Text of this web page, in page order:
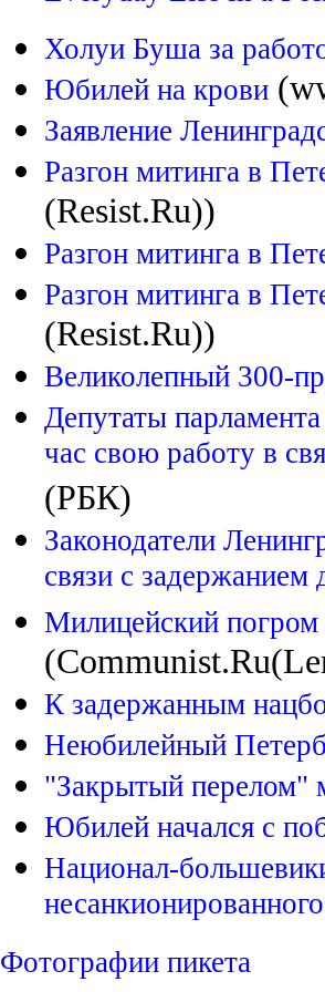
Холуи Буша за
Юбилей на крови
Заявление
Разгон митинга в
(Resist.Ru))
Разгон митинга в
Разгон митинга в
(Resist.Ru))
Великолепный 300-
Депутаты
час свою работу в
(РБК)
Законодатели
связи с задержанием
Милицейский
К задержанным
Неюбилейный
"Закрытый перелом"
Юбилей начался с
Национал-
Фотографии пикета